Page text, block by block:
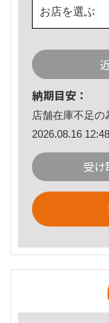
お店を選ぶ
納期目安：
店舗在庫不足の
2026.08.16
受